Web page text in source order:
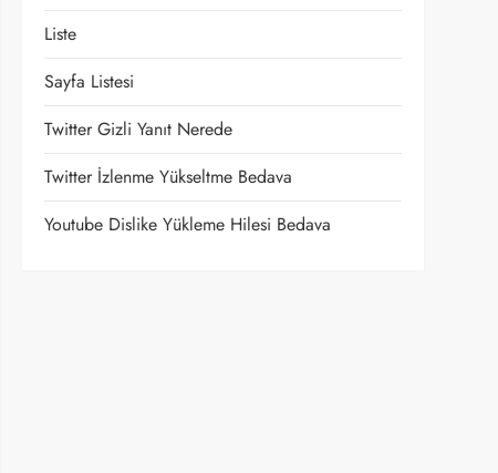
Liste
Sayfa Listesi
Twitter Gizli Yanıt Nerede
Twitter İzlenme Yükseltme Bedava
Youtube Dislike Yükleme Hilesi Bedava